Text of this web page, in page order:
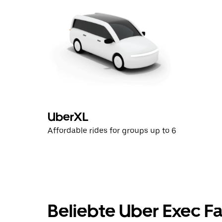
UberXL
Affordable rides for groups up to 6
Beliebte Uber Exec